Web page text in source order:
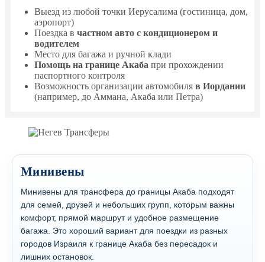
Выезд из любой точки Иерусалима (гостиница, дом,
аэропорт)
Поездка в частном авто с кондиционером и
водителем
Место для багажа и ручной клади
Помощь на границе Акаба при прохождении
паспортного контроля
Возможность организации автомобиля в Иордании
(например, до Аммана, Акаба или Петра)
Минивены
Минивены для трансфера до границы Акаба подходят
для семей, друзей и небольших групп, которым важны
комфорт, прямой маршрут и удобное размещение
багажа. Это хороший вариант для поездки из разных
городов Израиля к границе Акаба без пересадок и
лишних остановок.